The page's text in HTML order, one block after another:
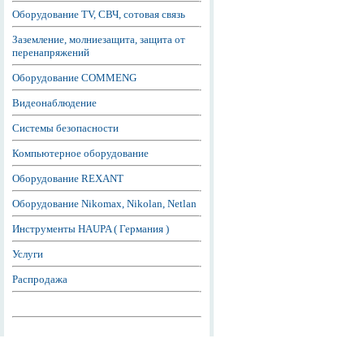
Оборудование TV, СВЧ, сотовая связь
Заземление, молниезащита, защита от
перенапряжений
Оборудование COMMENG
Видеонаблюдение
Системы безопасности
Компьютерное оборудование
Оборудование REXANT
Оборудование Nikomax, Nikolan, Netlan
Инструменты HAUPA ( Германия )
Услуги
Распродажа